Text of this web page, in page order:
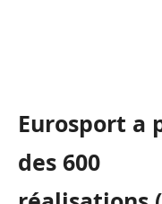
Eurosport a
des 600